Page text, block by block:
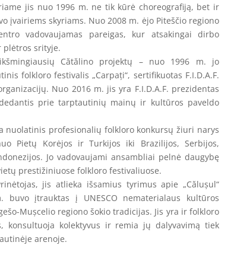
jis nuo 1996 m. ne tik kūrė choreografiją, bet ir
įvairiems skyriams. Nuo 2008 m. ėjo Piteščio regiono
vadovaujamas pareigas, kur atsakingai dirbo
plėtros srityje.
Cătălino projektų – nuo 1996 m. jo
folkloro festivalis „Carpați“, sertifikuotas F.I.D.A.F.
Nuo 2016 m. jis yra F.I.D.A.F. prezidentas
prie tarptautinių mainų ir kultūros paveldo
profesionalių folkloro konkursų žiuri narys
Pietų Korėjos ir Turkijos iki Brazilijos, Serbijos,
Jo vadovaujami ansambliai pelnė daugybę
prestižiniuose folkloro festivaliuose.
jis atlieka išsamius tyrimus apie „Călușul“
buvo įtrauktas į UNESCO nematerialaus kultūros
Mușcelio regiono šokio tradicijas. Jis yra ir folkloro
konsultuoja kolektyvus ir remia jų dalyvavimą tiek
arenoje.